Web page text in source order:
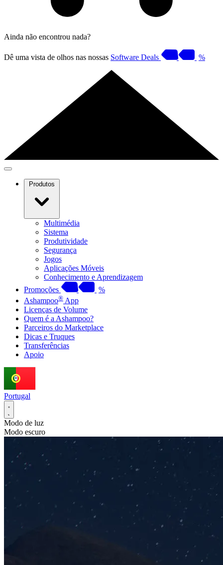
Ainda não encontrou nada?
Dê uma vista de olhos nas nossas Software Deals %
Produtos
Multimédia
Sistema
Produtividade
Segurança
Jogos
Aplicações Móveis
Conhecimento e Aprendizagem
Promoções
%
Ashampoo® App
Licenças de Volume
Quem é a Ashampoo?
Parceiros do Marketplace
Dicas e Truques
Transferências
Apoio
Portugal
Modo de luz
Modo escuro